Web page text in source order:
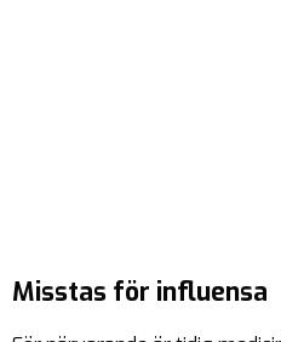
Misstas för influensa